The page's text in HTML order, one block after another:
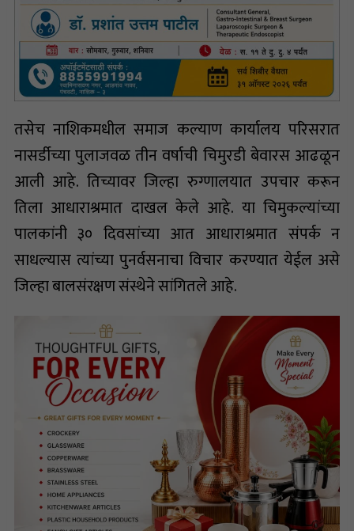
तसेच नाशिकमधील समाज कल्याण कार्यालय परिसरात
नासर्डीच्या पुलाजवळ तीन वर्षाची चिमुरडी बेवारस आढळून
आली आहे. तिच्यावर जिल्हा रुग्णालयात उपचार करून
तिला आधाराश्रमात दाखल केले आहे. या चिमुकल्यांच्या
पालकांनी ३० दिवसांच्या आत आधाराश्रमात संपर्क न
साधल्यास त्यांच्या पुनर्वसनाचा विचार करण्यात येईल असे
जिल्हा बालसंरक्षण संस्थेने सांगितले आहे.